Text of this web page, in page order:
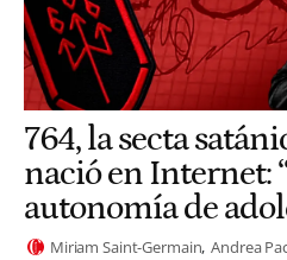
764, la secta
nació en Internet:
autonomía de
Miriam Saint-Germain Andrea